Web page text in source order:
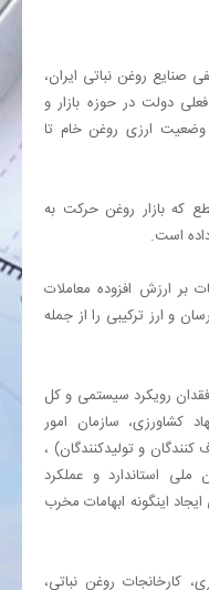
صنایع روغن نباتی ایران،
دولت در حوزه بازار و
ارزی روغن خام تا
که بازار روغن حرکت به
است.
بر ارزش افزوده معاملات
و ارز ترکیبی را از جمله
رویکرد سیستمی و کل
کشاورزی، سازمان امور
و تولیدکنندگان) ،
ملی استاندارد و عملکرد
اینگونه ابهامات مخرب
کارخانجات روغن نباتی،